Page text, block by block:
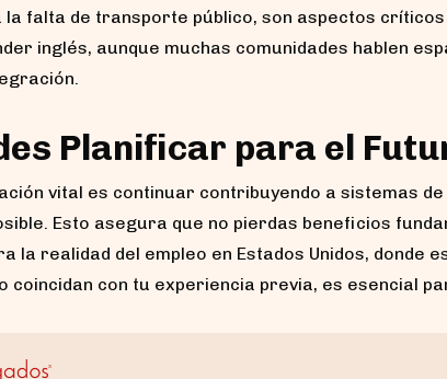
la falta de transporte público, son aspectos
inglés, aunque muchas comunidades hablen
Planificar para el
vital es continuar contribuyendo a sistemas
Esto asegura que no pierdas beneficios
la realidad del empleo en Estados Unidos, donde
coincidan con tu experiencia previa, es esencial